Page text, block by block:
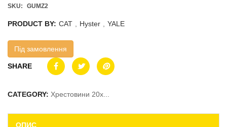
SKU: GUMZ2
PRODUCT BY: CAT Hyster YALE
Під замовлення
SHARE
CATEGORY: Хрестовини 20x...
ОПИС